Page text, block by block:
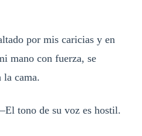
por mis caricias y en
mano con fuerza, se
la cama.
tono de su voz es hostil.